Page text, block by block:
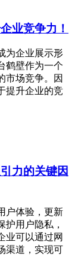
业竞争力！
为企业展示形
鹤壁作为一个
市场竞争。因
提升企业的竞
力的关键因
户体验，更新
护用户隐私，
业可以通过网
渠道，实现可